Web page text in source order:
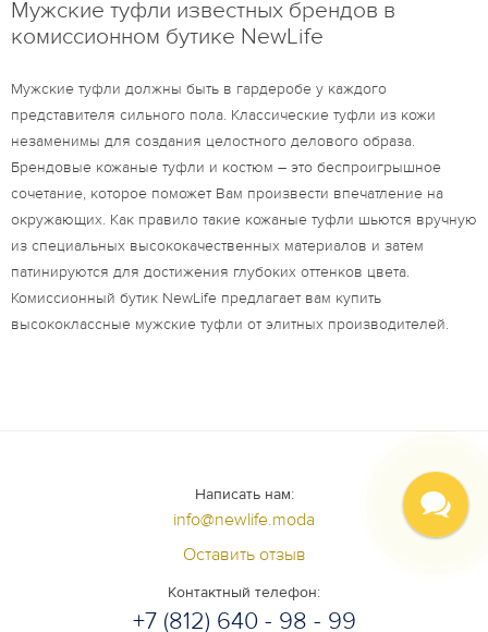
Мужские туфли известных брендов в
комиссионном бутике NewLife
Мужские туфли должны быть в гардеробе у каждого
представителя сильного пола. Классические туфли из кожи
незаменимы для создания целостного делового образа.
Брендовые кожаные туфли и костюм – это беспроигрышное
сочетание, которое поможет Вам произвести впечатление на
окружающих. Как правило такие кожаные туфли шьются вручную
из специальных высококачественных материалов и затем
патинируются для достижения глубоких оттенков цвета.
Комиссионный бутик NewLife предлагает вам купить
высококлассные мужские туфли от элитных производителей.
Написать нам:
info@newlife.moda
Оставить отзыв
Контактный телефон:
+7 (812) 640 - 98 - 99